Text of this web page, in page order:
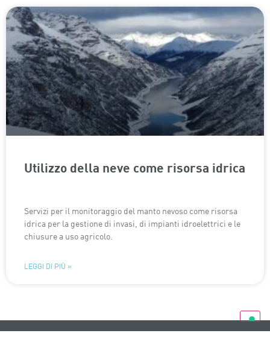
Utilizzo della neve come risorsa idrica
Servizi per il monitoraggio del manto nevoso come risorsa
idrica per la gestione di invasi, di impianti idroelettrici e le
chiusure a uso agricolo.
LEGGI DI PIÙ »